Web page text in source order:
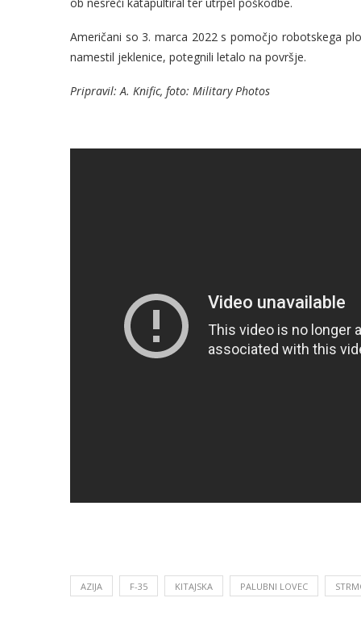
Američani so 3. marca 2022 s pomočjo robotskega
namestil jeklenice, potegnili letalo na površje.
Pripravil: A. Knific, foto: Military Photos
AZIJA F-35 KITAJSKA PALUBNI LOVEC